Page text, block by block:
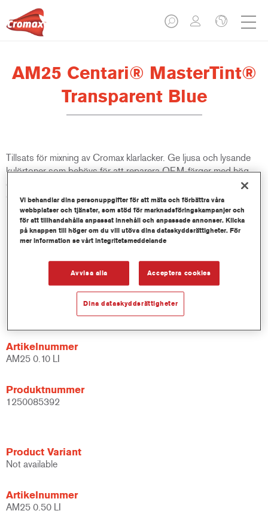
AM25 Centari® MasterTint®
Transparent Blue
Tillsats för mixning av Cromax klarlacker. Ge ljusa och lysande
kulörtoner som behövs för att reparera OEM-färger med hög
chromaffekt, oavsett om du använder Cromax Pro Basecoat,
Cromax Basecoat eller Centari Basecoat.
Produktfunktioner
Förpackad i lämpliga 100 ml burkar.
Artikelnummer
AM25 0.10 LI
Produktnummer
1250085392
Product Variant
Not available
Artikelnummer
AM25 0.50 LI
Vi behandlar dina personuppgifter för att mäta och förbättra våra
webbplatser och tjänster, som stöd för marknadsföringskampanjer och
för att tillhandahålla anpassat innehåll och anpassade annonser. Klicka
på knappen till höger om du vill utöva dina dataskyddsrättigheter. För
mer information se vårt integritetsmeddelande
Avvisa alla Acceptera cookies
Dina dataskyddsrättigheter